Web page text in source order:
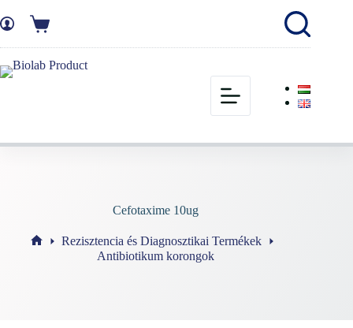
Cefotaxime 10ug
Rezisztencia és Diagnosztikai Termékek
Antibiotikum korongok